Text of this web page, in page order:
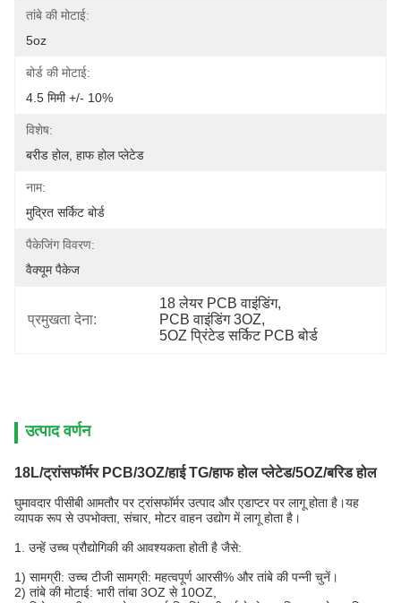
तांबे की मोटाई:
5oz
बोर्ड की मोटाई:
4.5 मिमी +/- 10%
विशेष:
बरीड होल, हाफ होल प्लेटेड
नाम:
मुद्रित सर्किट बोर्ड
पैकेजिंग विवरण:
वैक्यूम पैकेज
प्रमुखता देना:
18 लेयर PCB वाइंडिंग,
PCB वाइंडिंग 3OZ,
5OZ प्रिंटेड सर्किट PCB बोर्ड
उत्पाद वर्णन
18L/ट्रांसफॉर्मर PCB/3OZ/हाई TG/हाफ होल प्लेटेड/5OZ/बरिड होल
घुमावदार पीसीबी आमतौर पर ट्रांसफॉर्मर उत्पाद और एडाप्टर पर लागू होता है।यह
व्यापक रूप से उपभोक्ता, संचार, मोटर वाहन उद्योग में लागू होता है।
1. उन्हें उच्च प्रौद्योगिकी की आवश्यकता होती है जैसे:
1) सामग्री: उच्च टीजी सामग्री: महत्वपूर्ण आरसी% और तांबे की पन्नी चुनें।
2) तांबे की मोटाई: भारी तांबा 3OZ से 10OZ,